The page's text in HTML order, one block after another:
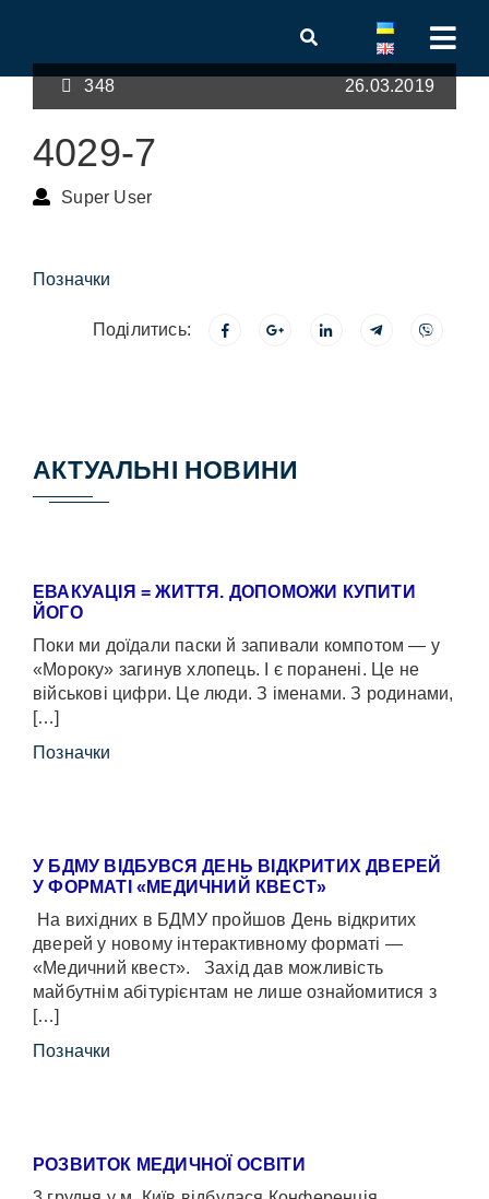
348 26.03.2019
4029-7
Super User
Позначки
Поділитись:
АКТУАЛЬНІ НОВИНИ
ЕВАКУАЦІЯ = ЖИТТЯ. ДОПОМОЖИ КУПИТИ
ЙОГО
Поки ми доїдали паски й запивали компотом — у
«Мороку» загинув хлопець. І є поранені. Це не
військові цифри. Це люди. З іменами. З родинами,
[…]
Позначки
У БДМУ ВІДБУВСЯ ДЕНЬ ВІДКРИТИХ ДВЕРЕЙ
У ФОРМАТІ «МЕДИЧНИЙ КВЕСТ»
На вихідних в БДМУ пройшов День відкритих
дверей у новому інтерактивному форматі —
«Медичний квест». Захід дав можливість
майбутнім абітурієнтам не лише ознайомитися з
[…]
Позначки
РОЗВИТОК МЕДИЧНОЇ ОСВІТИ